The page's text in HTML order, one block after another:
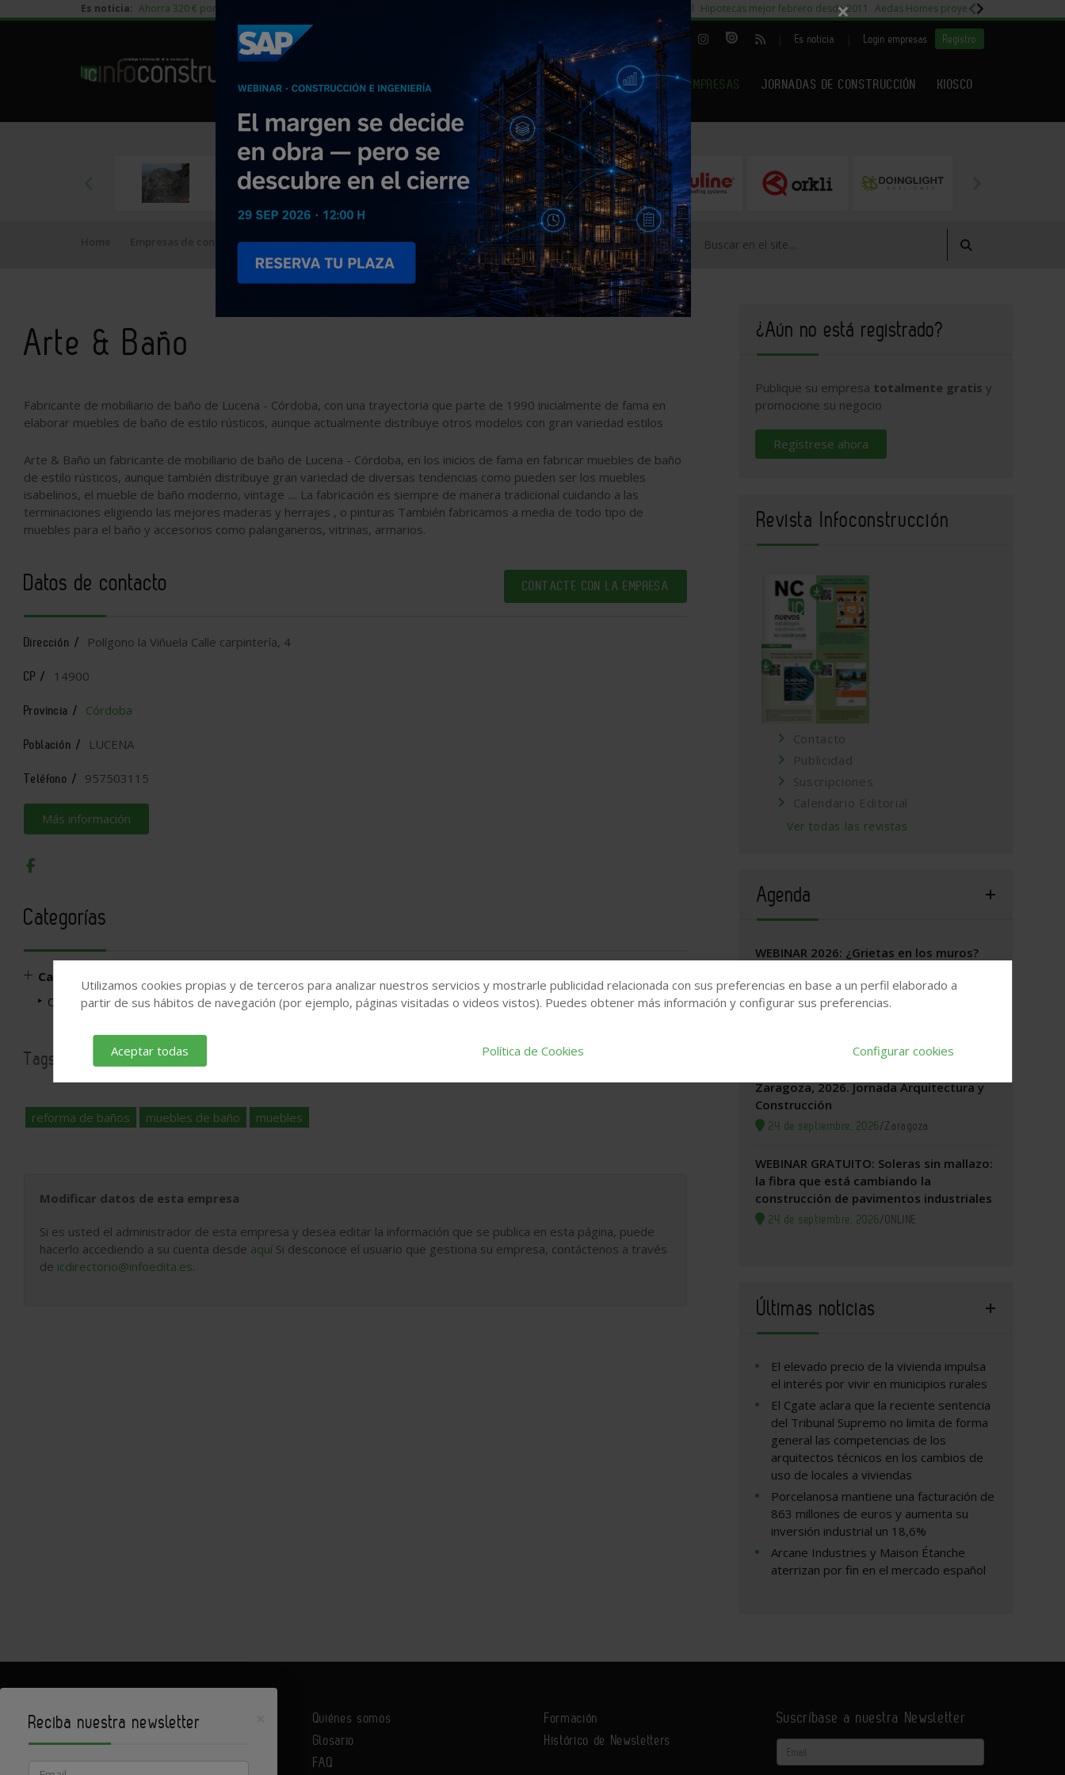
Es noticia: Ahorra 320 € por vivienda en edificación residencial 29% cambiar al alquiler temporal Hipotecas mejor febrero desde 2011 Aedas Homes proyecto Fiora
| Es noticia Login empresas Registro
NOTICIAS PRODUCTOS AGENDA ARTÍCULOS EMPRESAS JORNADAS DE CONSTRUCCIÓN KIOSCO
EMPRESAS PREMIUM
Empresas de construcción Arte & Baño
Arte & Baño
Fabricante de mobiliario de baño de Lucena - Córdoba, con una trayectoria que parte de 1990 inicialmente de fama en
elaborar muebles de baño de estilo rústicos, aunque actualmente distribuye otros modelos con gran variedad estilos
Arte & Baño un fabricante de mobiliario de baño de Lucena - Córdoba, en los inicios de fama en fabricar muebles de baño
de estilo rústicos, aunque también distribuye gran variedad de diversas tendencias como pueden ser los muebles
isabelinos, el mueble de baño moderno, vintage .... La fabricación es siempre de manera tradicional cuidando a las
terminaciones eligiendo las mejores maderas y herrajes , o pinturas También fabricamos a media de todo tipo de
muebles para el baño y accesorios como palanganeros, vitrinas, armarios.
Datos de contacto CONTACTE CON LA EMPRESA
Dirección / Polígono la Viñuela Calle carpintería, 4
CP / 14900
Provincia / Córdoba
Población / LUCENA
Teléfono / 957503115
Más información
Categorías
Carpintería y Vidriería
Carpintería de madera: tableros, puertas, ventanas…
Tags
reforma de baños muebles de baño muebles
Modificar datos de esta empresa
Si es usted el administrador de esta empresa y desea editar la información que se publica en esta página, puede
hacerlo accediendo a su cuenta desde aquí Si desconoce el usuario que gestiona su empresa, contáctenos a través
de icdirectorio@infoedita.es.
¿Aún no está registrado?
Publique su empresa totalmente gratis y
promocione su negocio
Regístrese ahora
Revista Infoconstrucción
Contacto
Publicidad
Suscripciones
Calendario Editorial
Ver todas las revistas
Agenda
WEBINAR 2026: ¿Grietas en los muros?
Valladolid, 2026. Jornada Arquitectura y
22 de septiembre, 2026/Valladolid
Zaragoza, 2026. Jornada Arquitectura y
Construcción
24 de septiembre, 2026/Zaragoza
WEBINAR GRATUITO: Soleras sin mallazo:
la fibra que está cambiando la
construcción de pavimentos industriales
24 de septiembre, 2026/ONLINE
Últimas noticias
El elevado precio de la vivienda impulsa
el interés por vivir en municipios rurales
El Cgate aclara que la reciente sentencia
del Tribunal Supremo no limita de forma
general las competencias de los
arquitectos técnicos en los cambios de
uso de locales a viviendas
Porcelanosa mantiene una facturación de
863 millones de euros y aumenta su
inversión industrial un 18,6%
Arcane Industries y Maison Étanche
aterrizan por fin en el mercado español
Quiénes somos
Glosario
FAQ
Formación
Histórico de Newsletters
Suscríbase a nuestra Newsletter
Email
Utilizamos cookies propias y de terceros para analizar nuestros servicios y mostrarle publicidad relacionada con sus preferencias en base a un perfil elaborado a
partir de sus hábitos de navegación (por ejemplo, páginas visitadas o videos vistos). Puedes obtener más información y configurar sus preferencias.
Aceptar todas Política de Cookies Configurar cookies
×
Reciba nuestra newsletter
Email